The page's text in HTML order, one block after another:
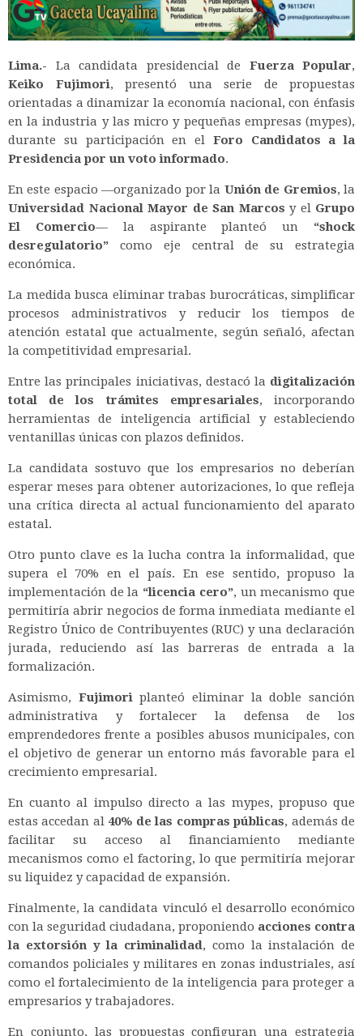
Lima.- La candidata presidencial de Fuerza Popular,
Keiko Fujimori, presentó una serie de propuestas
orientadas a dinamizar la economía nacional, con énfasis
en la industria y las micro y pequeñas empresas (mypes),
durante su participación en el Foro Candidatos a la
Presidencia por un voto informado.
En este espacio —organizado por la Unión de Gremios, la
Universidad Nacional Mayor de San Marcos y el Grupo
El Comercio— la aspirante planteó un “shock
desregulatorio” como eje central de su estrategia
económica.
La medida busca eliminar trabas burocráticas, simplificar
procesos administrativos y reducir los tiempos de
atención estatal que actualmente, según señaló, afectan
la competitividad empresarial.
Entre las principales iniciativas, destacó la digitalización
total de los trámites empresariales, incorporando
herramientas de inteligencia artificial y estableciendo
ventanillas únicas con plazos definidos.
La candidata sostuvo que los empresarios no deberían
esperar meses para obtener autorizaciones, lo que refleja
una crítica directa al actual funcionamiento del aparato
estatal.
Otro punto clave es la lucha contra la informalidad, que
supera el 70% en el país. En ese sentido, propuso la
implementación de la “licencia cero”, un mecanismo que
permitiría abrir negocios de forma inmediata mediante el
Registro Único de Contribuyentes (RUC) y una declaración
jurada, reduciendo así las barreras de entrada a la
formalización.
Asimismo, Fujimoriplanteó eliminar la doble sanción
administrativa y fortalecer la defensa de los
emprendedores frente a posibles abusos municipales, con
el objetivo de generar un entorno más favorable para el
crecimiento empresarial.
En cuanto al impulso directo a las mypes, propuso que
estas accedan al 40% de las compras públicas, además de
facilitar su acceso al financiamiento mediante
mecanismos como el factoring, lo que permitiría mejorar
su liquidez y capacidad de expansión.
Finalmente, la candidata vinculó el desarrollo económico
con la seguridad ciudadana, proponiendo acciones contra
la extorsión y la criminalidad, como la instalación de
comandos policiales y militares en zonas industriales, así
como el fortalecimiento de la inteligencia para proteger a
empresarios y trabajadores.
En conjunto, las propuestas configuran una estrategia